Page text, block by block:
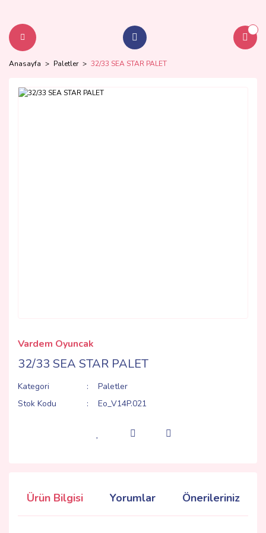
Anasayfa Paletler 32/33 SEA STAR PALET
Vardem Oyuncak
32/33 SEA STAR PALET
Kategori
Paletler
Stok Kodu
Eo_V14P.021
Ürün Bilgisi Yorumlar Önerileriniz